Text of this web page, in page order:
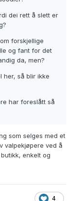
dei rett å slett er
forskjellige
og fant for det
da, men?
her, så blir ikke
har foreslått så
som selges med et
valpekjøpere ved å
enkelt og
4